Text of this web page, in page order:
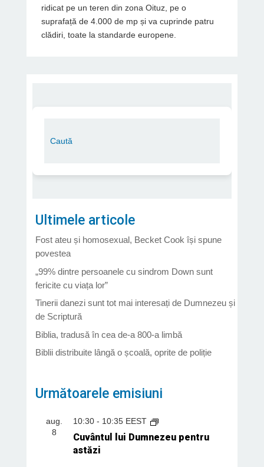
ridicat pe un teren din zona Oituz, pe o
suprafață de 4.000 de mp și va cuprinde patru
clădiri, toate la standarde europene.
Ultimele articole
Fost ateu și homosexual, Becket Cook își spune
povestea
„99% dintre persoanele cu sindrom Down sunt
fericite cu viața lor”
Tinerii danezi sunt tot mai interesați de Dumnezeu și
de Scriptură
Biblia, tradusă în cea de-a 800-a limbă
Biblii distribuite lângă o școală, oprite de poliție
Următoarele emisiuni
aug.
8
10:30- 10:35 EEST
Cuvântul lui Dumnezeu pentru
astăzi